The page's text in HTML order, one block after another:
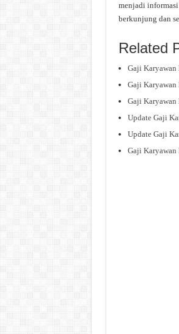
menjadi
berkunjung dan
Related
Gaji Karyawan
Gaji
Gaji Karyawan
Update Gaji
Update Gaji
Gaji